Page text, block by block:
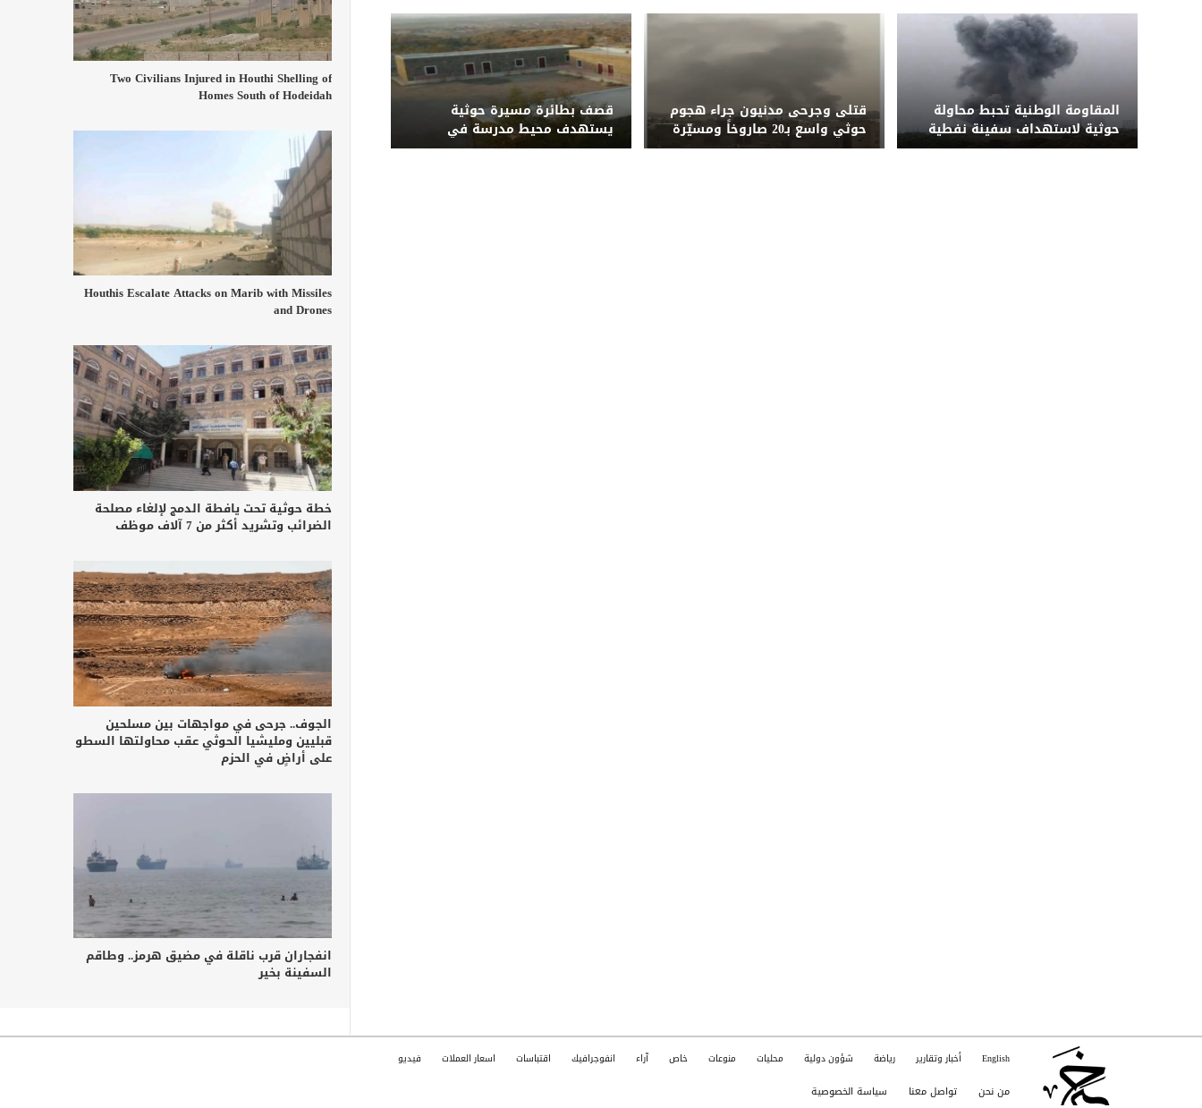
المقاومة الوطنية تحبط محاولة
حوثية لاستهداف سفينة نفطية
بزورق مفخخ قبالة المخا
قتلى وجرحى مدنيون جراء هجوم
حوثي واسع بـ20 صاروخاً ومسيّرة
على مأرب وشبوة
قصف بطائرة مسيرة حوثية
يستهدف محيط مدرسة في
الضالع ويُلحق أضراراً بمنازل
Two Civilians Injured in Houthi Shelling of
Homes South of Hodeidah
Houthis Escalate Attacks on Marib with Missiles
and Drones
خطة حوثية تحت يافطة الدمج لإلغاء مصلحة
الضرائب وتشريد أكثر من 7 آلاف موظف
الجوف.. جرحى في مواجهات بين مسلحين
قبليين ومليشيا الحوثي عقب محاولتها السطو
على أراضٍ في الحزم
انفجاران قرب ناقلة في مضيق هرمز.. وطاقم
السفينة بخير
English أخبار وتقارير رياضة شؤون دولية محليات منوعات خاص آراء انفوجرافيك اقتباسات اسعار العملات فيديو
من نحن تواصل معنا سياسة الخصوصية